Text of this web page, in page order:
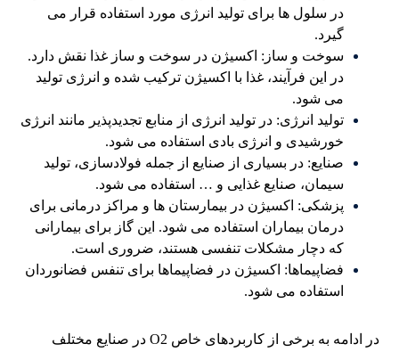
در سلول ها برای تولید انرژی مورد استفاده قرار می
گیرد.
سوخت و ساز: اکسیژن در سوخت و ساز غذا نقش دارد.
در این فرآیند، غذا با اکسیژن ترکیب شده و انرژی تولید
می شود.
تولید انرژی: در تولید انرژی از منابع تجدیدپذیر مانند انرژی
خورشیدی و انرژی بادی استفاده می شود.
صنایع: در بسیاری از صنایع از جمله فولادسازی، تولید
سیمان، صنایع غذایی و … استفاده می شود.
پزشکی: اکسیژن در بیمارستان ها و مراکز درمانی برای
درمان بیماران استفاده می شود. این گاز برای بیمارانی
که دچار مشکلات تنفسی هستند، ضروری است.
فضاپیماها: اکسیژن در فضاپیماها برای تنفس فضانوردان
استفاده می شود.
در ادامه به برخی از کاربردهای خاص O2 در صنایع مختلف